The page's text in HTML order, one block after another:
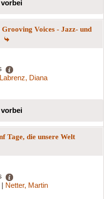
vorbei
Voices - Jazz- und
Labrenz, Diana
Tage, die unsere Welt
| Netter, Martin